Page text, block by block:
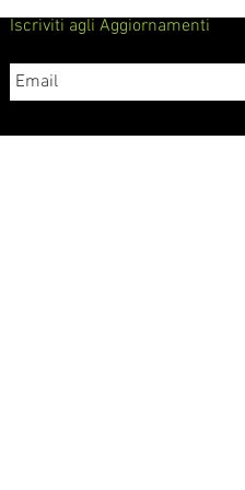
Iscriviti agli Aggiornamenti